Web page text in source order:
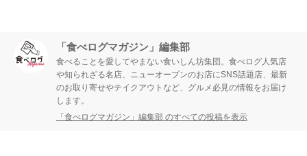
「食べログマガジン」編集部
食べることを愛してやまない食いしん坊集団。食べログ人気店
や知られざる名店、ニューオープンのお店にSNS話題店、最新
のお取り寄せやテイクアウトなど、グルメ必見の情報をお届け
します。
「食べログマガジン」編集部 のすべての投稿を表示